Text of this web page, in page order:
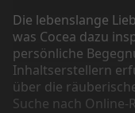
Die lebenslange
was Cocea dazu
persönliche
Inhaltserstellern
über die
Suche nach